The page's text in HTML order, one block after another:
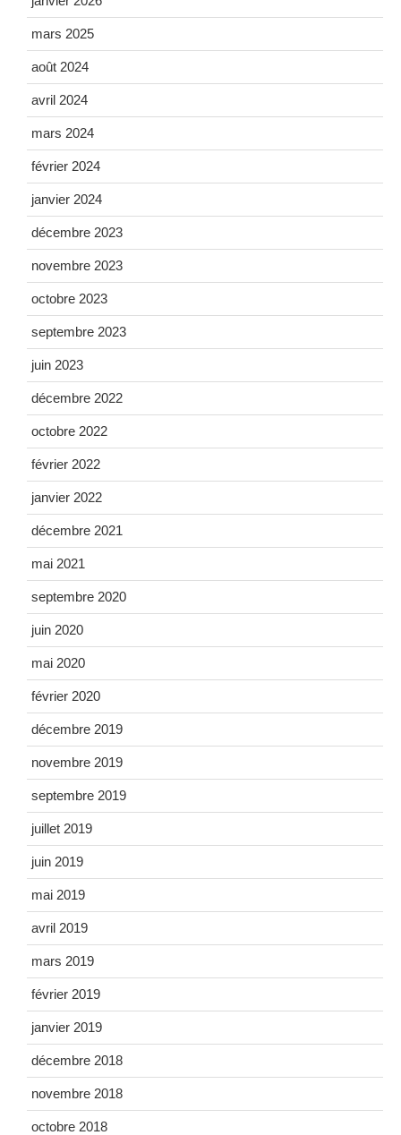
mars 2025
août 2024
avril 2024
mars 2024
février 2024
janvier 2024
décembre 2023
novembre 2023
octobre 2023
septembre 2023
juin 2023
décembre 2022
octobre 2022
février 2022
janvier 2022
décembre 2021
mai 2021
septembre 2020
juin 2020
mai 2020
février 2020
décembre 2019
novembre 2019
septembre 2019
juillet 2019
juin 2019
mai 2019
avril 2019
mars 2019
février 2019
janvier 2019
décembre 2018
novembre 2018
octobre 2018